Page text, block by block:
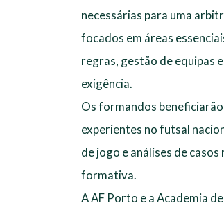
necessárias para uma
focados em áreas
regras, gestão de equipas
exigência.
Os formandos
experientes no futsal
de jogo e análises de
formativa.
A AF Porto e a Academia